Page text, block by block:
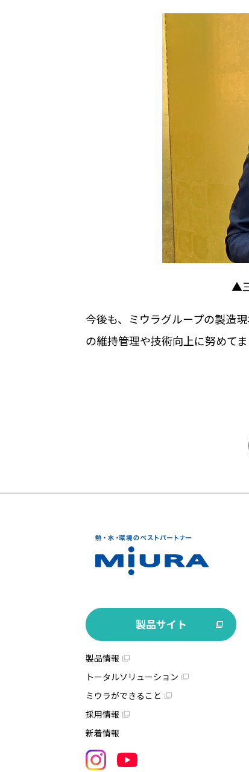
▲
今後も、ミウラグループの製造
の維持管理や技術向上に努めてま
製品サイト
製品情報
トータルソリューション
ミウラができること
採用情報
新着情報